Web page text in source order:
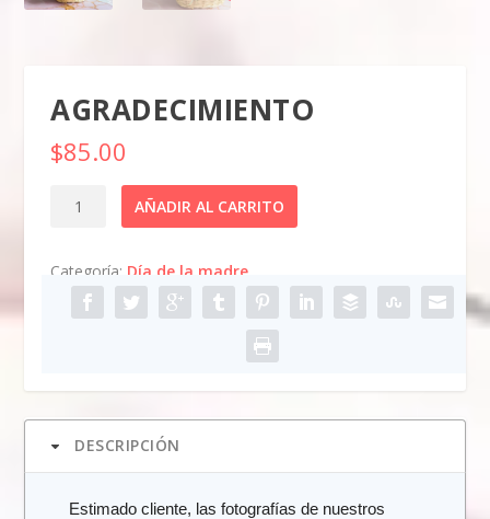
AGRADECIMIENTO
$85.00
AgradecimientoAÑADIR AL CARRITO
Categoría: Día de la madre
DESCRIPCIÓN
Estimado cliente, las fotografías de nuestros